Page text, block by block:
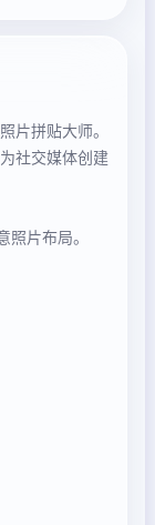
片拼贴大师。
社交媒体创建
片布局。